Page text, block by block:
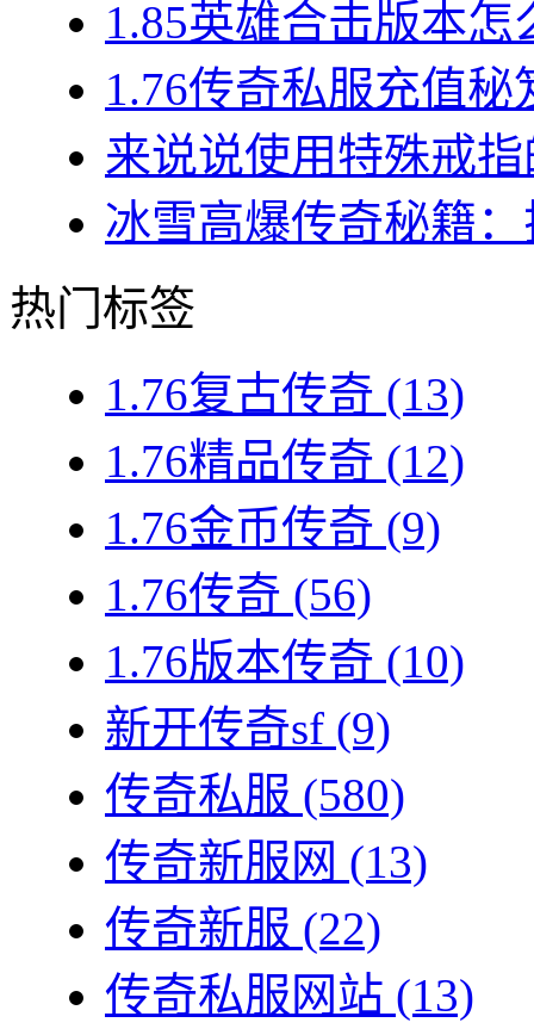
1.85英雄合击版本
1.76传奇私服充值
来说说使用特殊戒
冰雪高爆传奇秘籍
热门标签
1.76复古传奇 (13)
1.76精品传奇 (12)
1.76金币传奇 (9)
1.76传奇 (56)
1.76版本传奇 (10)
新开传奇sf (9)
传奇私服 (580)
传奇新服网 (13)
传奇新服 (22)
传奇私服网站 (13)